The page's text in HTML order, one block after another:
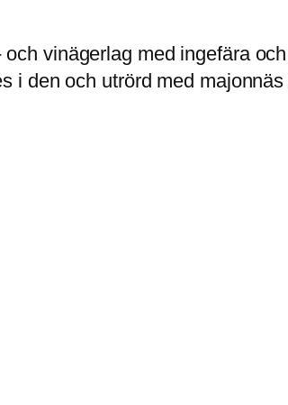
vinägerlag med ingefära
i den och utrörd med